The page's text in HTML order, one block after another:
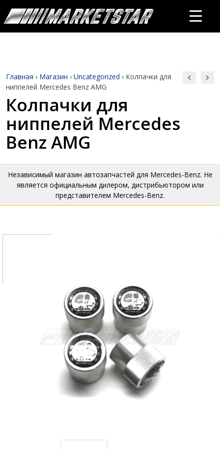
Главная › Магазин › Uncategorized › Колпачки для
ниппелей Mercedes Benz AMG
Колпачки для
ниппелей Mercedes
Benz AMG
Независимый магазин автозапчастей для Mercedes-Benz. Не
является официальным дилером, дистрибьютором или
представителем Mercedes-Benz.